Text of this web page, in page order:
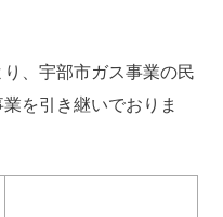
、宇部市ガス事業の民
を引き継いでおりま